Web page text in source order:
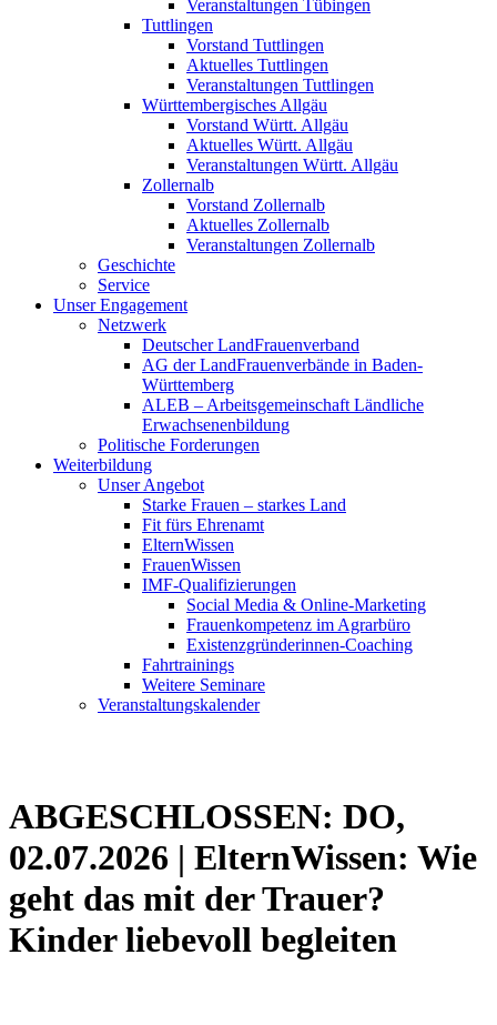
Veranstaltungen Tübingen
Tuttlingen
Vorstand Tuttlingen
Aktuelles Tuttlingen
Veranstaltungen Tuttlingen
Württembergisches Allgäu
Vorstand Württ. Allgäu
Aktuelles Württ. Allgäu
Veranstaltungen Württ. Allgäu
Zollernalb
Vorstand Zollernalb
Aktuelles Zollernalb
Veranstaltungen Zollernalb
Geschichte
Service
Unser Engagement
Netzwerk
Deutscher LandFrauenverband
AG der LandFrauenverbände in Baden-
Württemberg
ALEB – Arbeitsgemeinschaft Ländliche
Erwachsenenbildung
Politische Forderungen
Weiterbildung
Unser Angebot
Starke Frauen – starkes Land
Fit fürs Ehrenamt
ElternWissen
FrauenWissen
IMF-Qualifizierungen
Social Media & Online-Marketing
Frauenkompetenz im Agrarbüro
Existenzgründerinnen-Coaching
Fahrtrainings
Weitere Seminare
Veranstaltungskalender
ABGESCHLOSSEN: DO,
02.07.2026 | ElternWissen: Wie
geht das mit der Trauer?
Kinder liebevoll begleiten